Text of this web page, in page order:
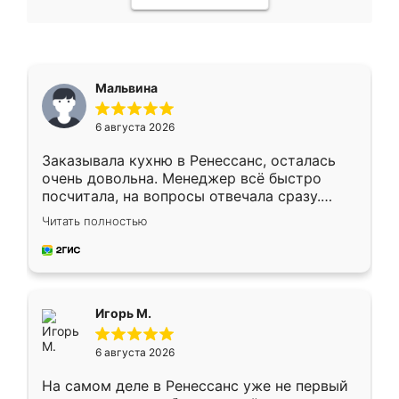
Мальвина
6 августа 2026
Заказывала кухню в Ренессанс, осталась
очень довольна. Менеджер всё быстро
посчитала, на вопросы отвечала сразу.
Замерщик приехал в субботу, подошёл к
делу со всей ответственностью. Собрали
за день, ребята работали аккуратно, даже
Читать полностью
Игорь М.
6 августа 2026
На самом деле в Ренессанс уже не первый